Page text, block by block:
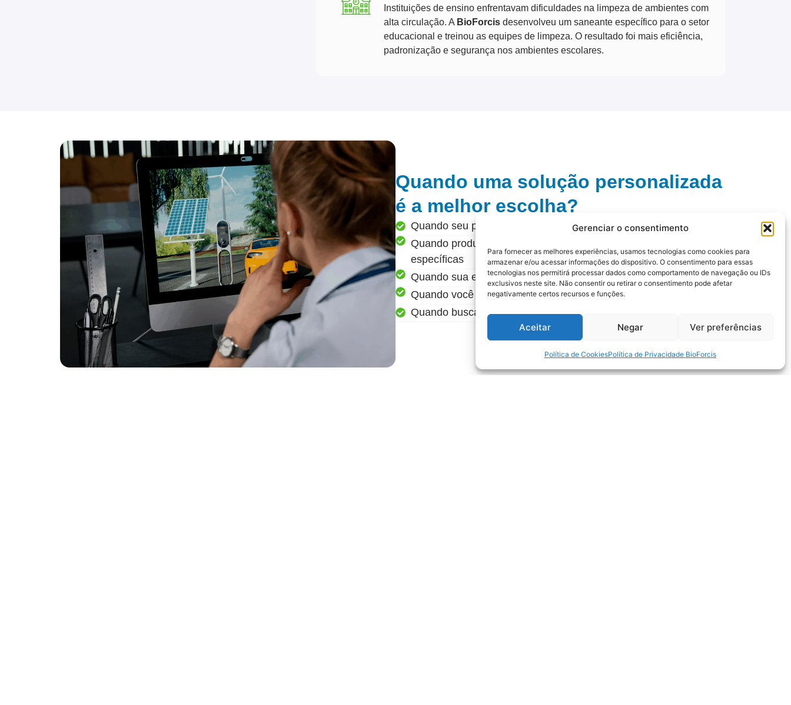
Gerenciar o consentimento
Para fornecer as melhores experiências, usamos tecnologias como cookies para
armazenar e/ou acessar informações do dispositivo. O consentimento para essas
tecnologias nos permitirá processar dados como comportamento de navegação ou IDs
exclusivos neste site. Não consentir ou retirar o consentimento pode afetar
negativamente certos recursos e funções.
Aceitar Negar Ver preferências
Política de CookiesPolítica de Privacidade BioForcis
Instituições de ensino enfrentavam dificuldades na limpeza de ambientes com
alta circulação. A BioForcis desenvolveu um saneante específico para o setor
educacional e treinou as equipes de limpeza. O resultado foi mais eficiência,
padronização e segurança nos ambientes escolares.
Quando uma solução personalizada
é a melhor escolha?
Quando seu processo atual é caro, ineficiente ou inseguro
Quando produtos genéricos não atendem às suas necessidades
específicas
Quando sua equipe precisa de orientação e treinamento técnico
Quando você precisa otimizar recursos (tempo, água, energia)
Quando busca padronização, conformidade e desempenho